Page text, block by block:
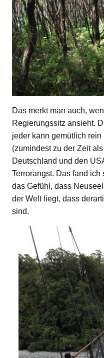
Das merkt man auch,
Regierungssitz ansieht.
jeder kann gemütlich
(zumindest zu der Zeit
Deutschland und den
Terrorangst. Das fand
das Gefühl, dass
der Welt liegt, dass
sind.